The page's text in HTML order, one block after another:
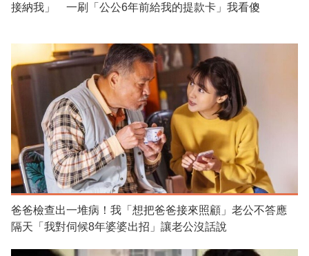
接納我」 一刷「公公6年前給我的提款卡」我看傻
爸爸檢查出一堆病！我「想把爸爸接來照顧」老公不答應
隔天「我對伺候8年婆婆出招」讓老公沒話說